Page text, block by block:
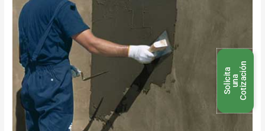
S
o
l
i
c i
t
a
u
n a
C
o
t
i
z
a
c
i
ó n